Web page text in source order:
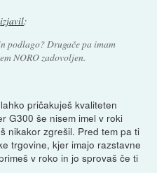
izjavil:
podlago? Drugače pa imam
NORO zadovoljen.
pričakuješ kvaliteten
G300 še nisem imel v roki
nikakor zgrešil. Pred tem pa ti
trgovine, kjer imajo razstavne
v roko in jo sprovaš če ti